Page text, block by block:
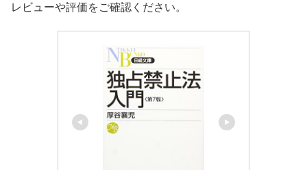
レビューや評価をご確認ください。